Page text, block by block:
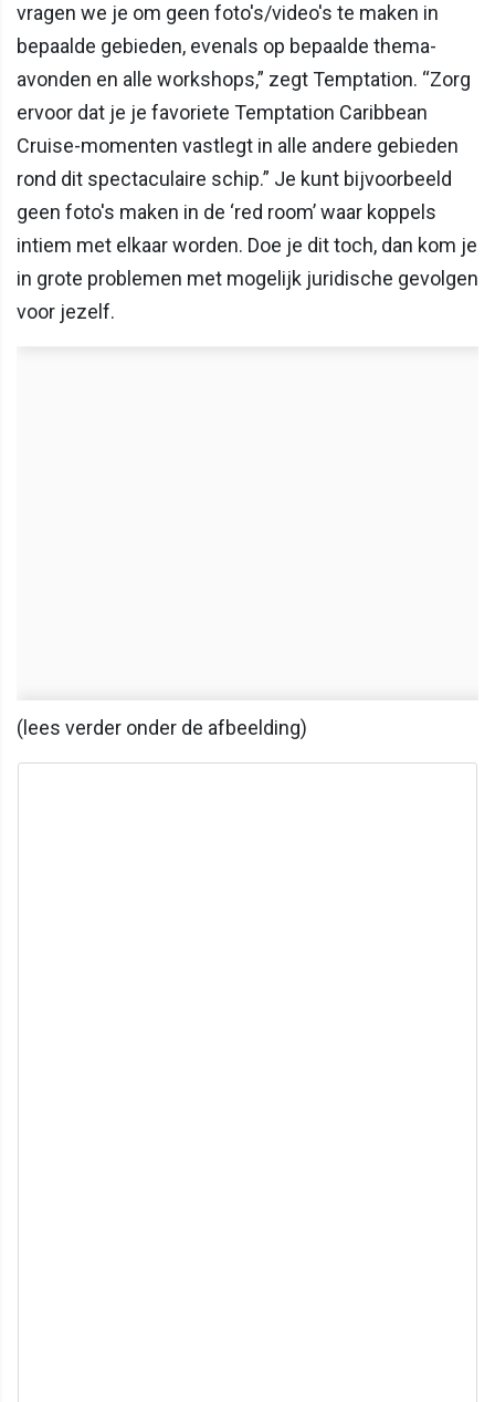
vragen we je om geen foto's/video's te maken in
bepaalde gebieden, evenals op bepaalde thema-
avonden en alle workshops,” zegt Temptation. “Zorg
ervoor dat je je favoriete Temptation Caribbean
Cruise-momenten vastlegt in alle andere gebieden
rond dit spectaculaire schip.” Je kunt bijvoorbeeld
geen foto's maken in de ‘red room’ waar koppels
intiem met elkaar worden. Doe je dit toch, dan kom je
in grote problemen met mogelijk juridische gevolgen
voor jezelf.
(lees verder onder de afbeelding)